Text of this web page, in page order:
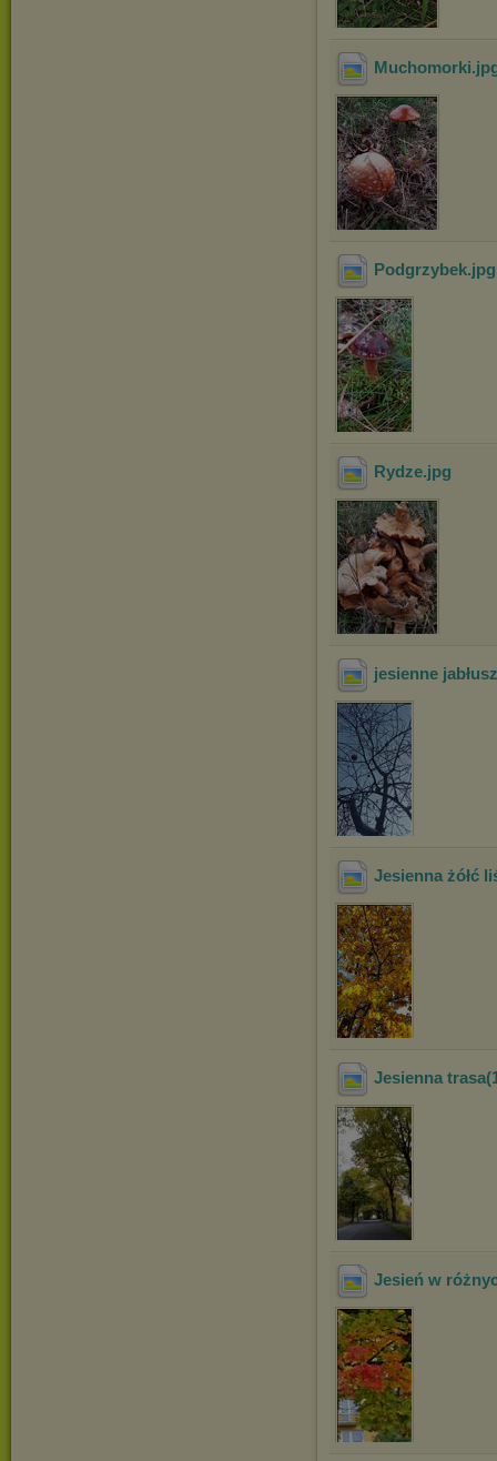
Muchomorki
Podgrzybek
Rydze.jpg
jesienne
Jesienna żółć
Jesienna
Jesień w